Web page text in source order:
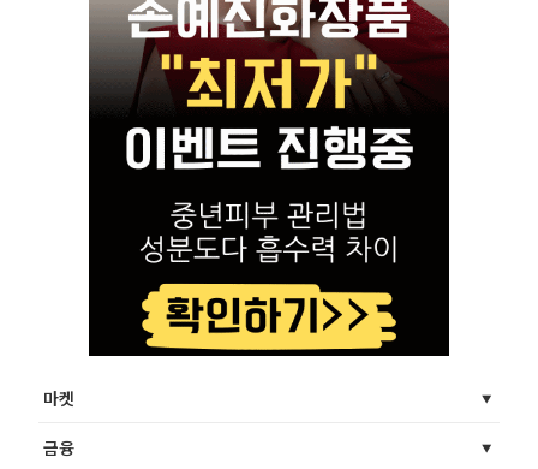
마켓
금융